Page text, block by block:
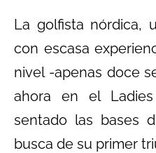
La golfista nórdica,
con escasa
nivel -apenas doce
ahora en el
sentado las bases
busca de su primer